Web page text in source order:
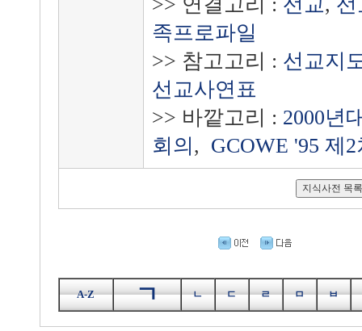
족프로파일
>> 참고고리 : 선교지
선교사연표
>> 바깥고리 : 2000년
회의 , GCOWE '95 제
A-Z ㄱ ㄴ ㄷ ㄹ ㅁ ㅂ